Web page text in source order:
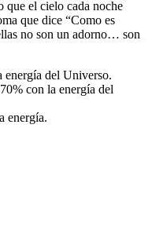
que el cielo cada noche
que dice “Como es
no son un adorno… son
energía del Universo.
con la energía del
energía.